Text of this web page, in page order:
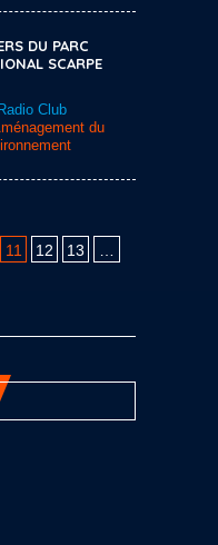
DU PARC
SCARPE
Radio Club
du
11 12 13